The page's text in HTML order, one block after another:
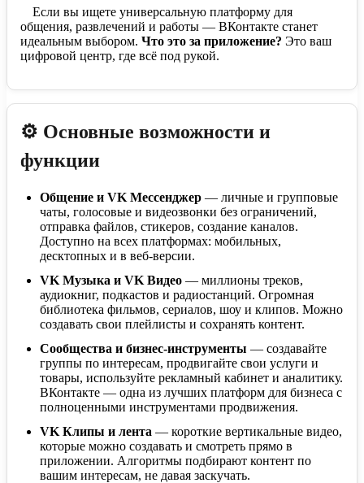
Если вы ищете универсальную платформу для
общения, развлечений и работы — ВКонтакте станет
идеальным выбором. Что это за приложение? Это ваш
цифровой центр, где всё под рукой.
⚙️ Основные возможности и
функции
Общение и VK Мессенджер — личные и групповые
чаты, голосовые и видеозвонки без ограничений,
отправка файлов, стикеров, создание каналов.
Доступно на всех платформах: мобильных,
десктопных и в веб-версии.
VK Музыка и VK Видео — миллионы треков,
аудиокниг, подкастов и радиостанций. Огромная
библиотека фильмов, сериалов, шоу и клипов. Можно
создавать свои плейлисты и сохранять контент.
Сообщества и бизнес-инструменты — создавайте
группы по интересам, продвигайте свои услуги и
товары, используйте рекламный кабинет и аналитику.
ВКонтакте — одна из лучших платформ для бизнеса с
полноценными инструментами продвижения.
VK Клипы и лента — короткие вертикальные видео,
которые можно создавать и смотреть прямо в
приложении. Алгоритмы подбирают контент по
вашим интересам, не давая заскучать.